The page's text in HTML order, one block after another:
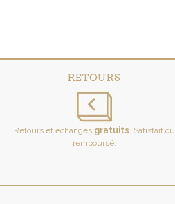
RETOURS
Retours et échanges gratuits. Satisfait ou
remboursé.